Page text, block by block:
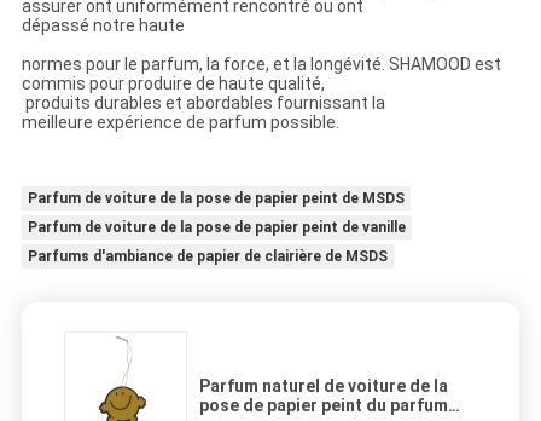
assurer ont uniformément rencontré ou ont
dépassé notre haute
normes pour le parfum, la force, et la longévité. SHAMOOD est
commis pour produire de haute qualité,
produits durables et abordables fournissant la
meilleure expérience de parfum possible.
Parfum de voiture de la pose de papier peint de MSDS
Parfum de voiture de la pose de papier peint de vanille
Parfums d'ambiance de papier de clairière de MSDS
Parfum naturel de voiture de la
pose de papier peint du parfum